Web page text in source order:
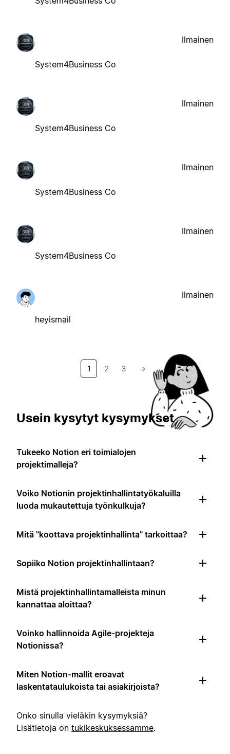
System4Business Co
Ilmainen
System4Business Co
Ilmainen
System4Business Co
Ilmainen
System4Business Co
Ilmainen
heyismail
Ilmainen
1 2 3 →
Usein kysytyt kysymykset
Tukeeko Notion eri toimialojen
projektimalleja?
Voiko Notionin projektinhallintatyökaluilla
luoda mukautettuja työnkulkuja?
Mitä "koottava projektinhallinta" tarkoittaa?
Sopiiko Notion projektinhallintaan?
Mistä projektinhallintamalleista minun
kannattaa aloittaa?
Voinko hallinnoida Agile-projekteja
Notionissa?
Miten Notion-mallit eroavat
laskentataulukoista tai asiakirjoista?
Onko sinulla vieläkin kysymyksiä?
Lisätietoja on tukikeskuksessamme.